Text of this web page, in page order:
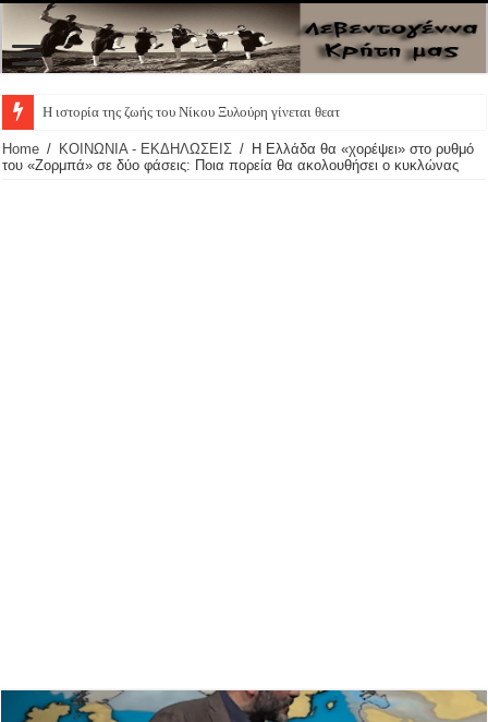
Η ιστορία της ζωής του Νίκου Ξυλούρη γίνεται θεατρική πα
Home / ΚΟΙΝΩΝΙΑ - ΕΚΔΗΛΩΣΕΙΣ / Η Ελλάδα θα «χορέψει» στο ρυθμό
του «Ζορμπά» σε δύο φάσεις: Ποια πορεία θα ακολουθήσει ο κυκλώνας